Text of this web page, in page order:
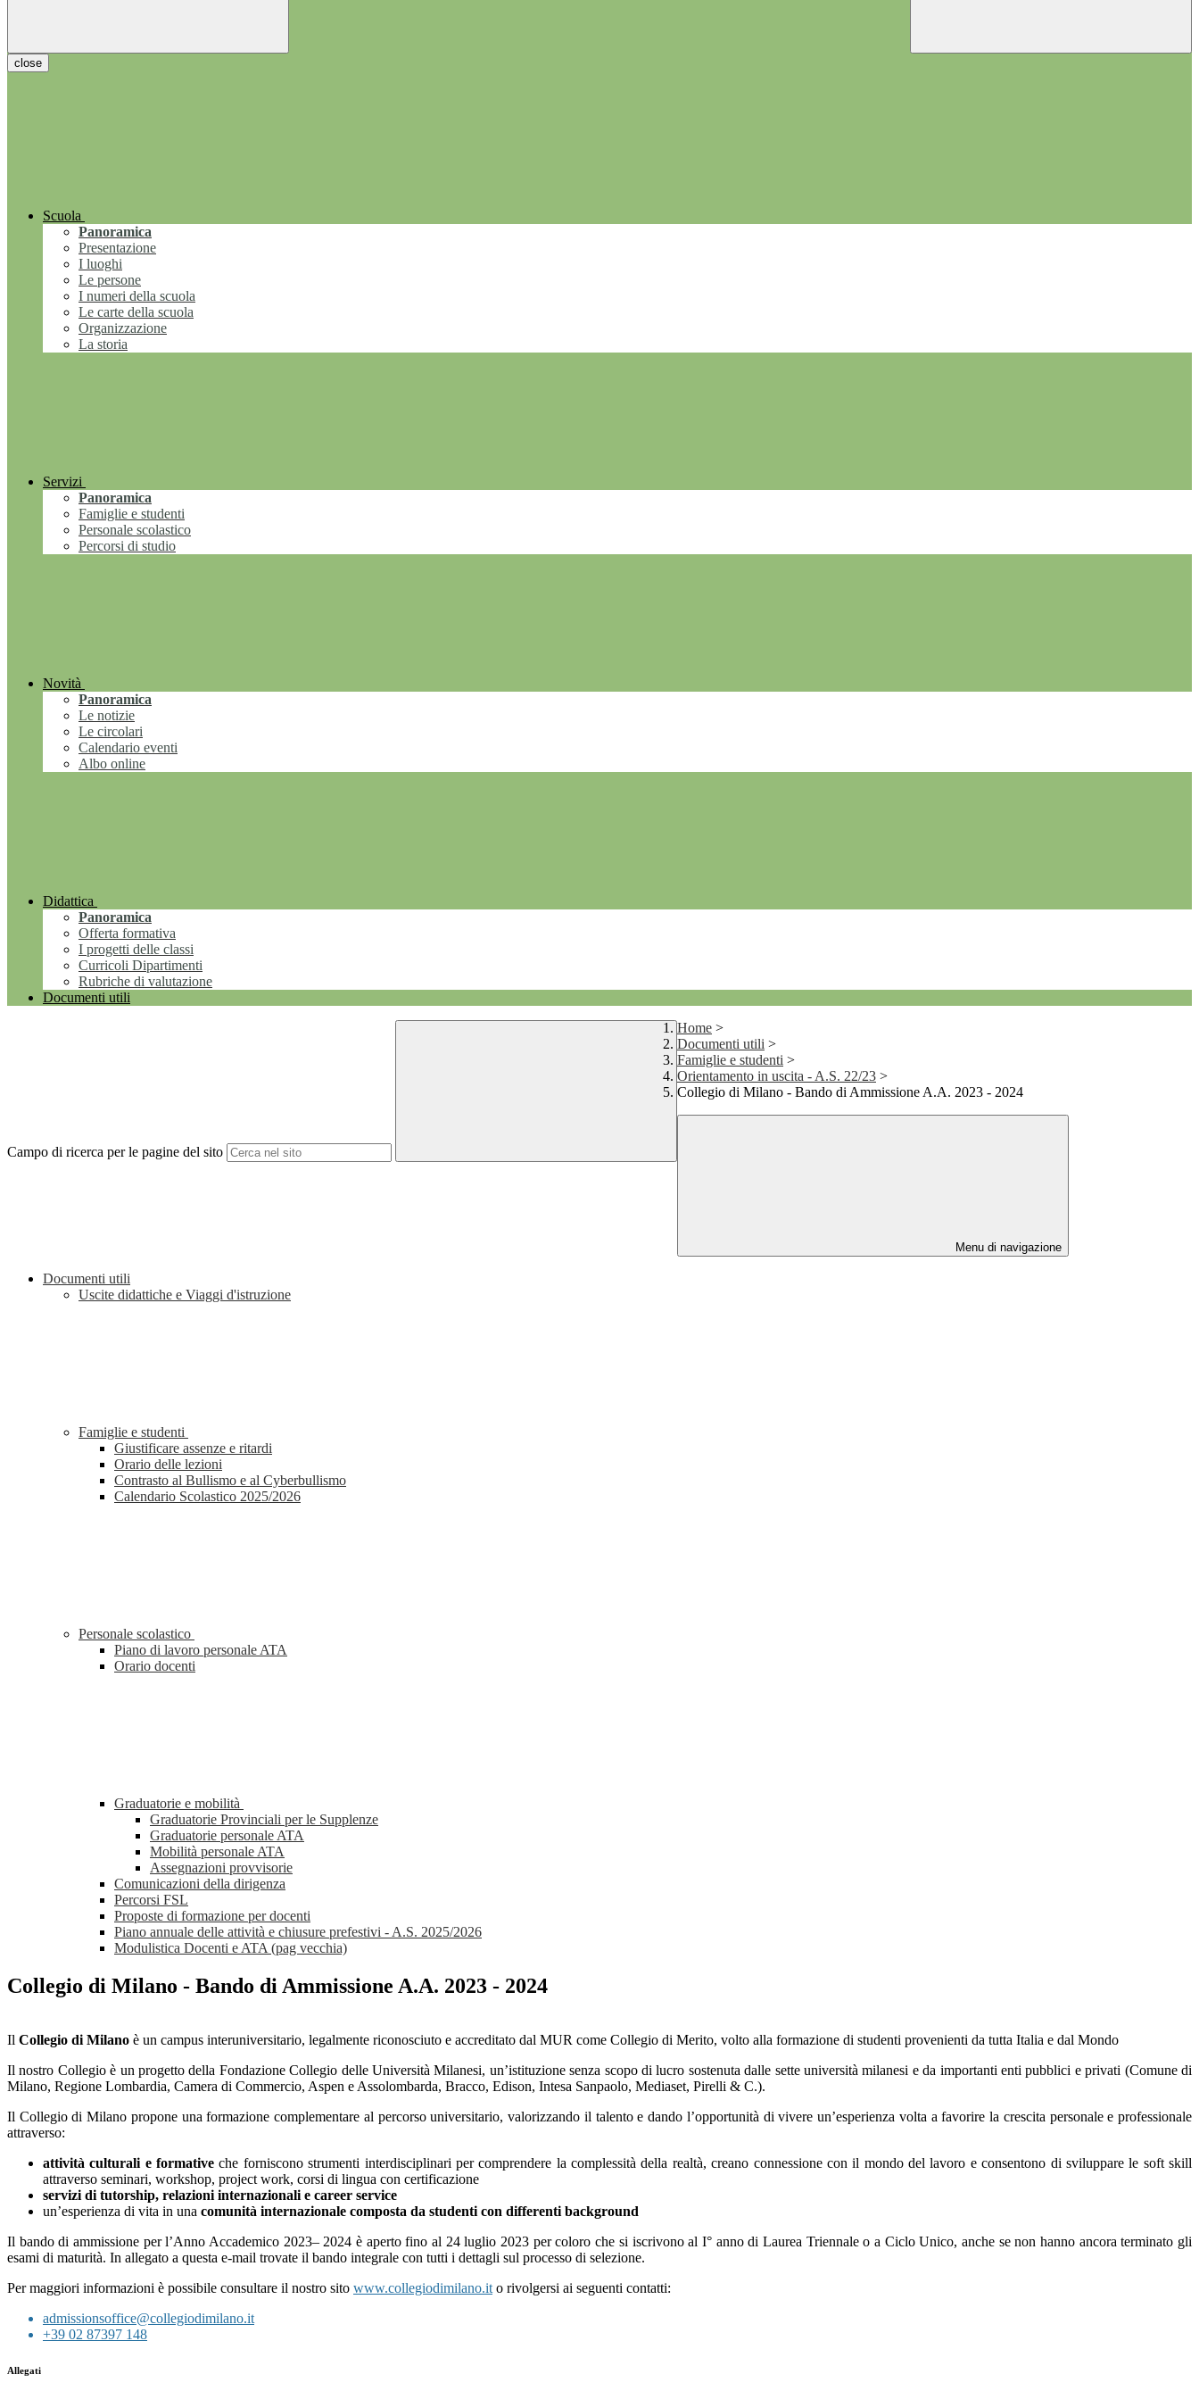
close
Scuola
Panoramica
Presentazione
I luoghi
Le persone
I numeri della scuola
Le carte della scuola
Organizzazione
La storia
Servizi
Panoramica
Famiglie e studenti
Personale scolastico
Percorsi di studio
Novità
Panoramica
Le notizie
Le circolari
Calendario eventi
Albo online
Didattica
Panoramica
Offerta formativa
I progetti delle classi
Curricoli Dipartimenti
Rubriche di valutazione
Documenti utili
Campo di ricerca per le pagine del sito
Home >
Documenti utili >
Famiglie e studenti >
Orientamento in uscita - A.S. 22/23 >
Collegio di Milano - Bando di Ammissione A.A. 2023 - 2024
Menu di navigazione
Documenti utili
Uscite didattiche e Viaggi d'istruzione
Famiglie e studenti
Giustificare assenze e ritardi
Orario delle lezioni
Contrasto al Bullismo e al Cyberbullismo
Calendario Scolastico 2025/2026
Personale scolastico
Piano di lavoro personale ATA
Orario docenti
Graduatorie e mobilità
Graduatorie Provinciali per le Supplenze
Graduatorie personale ATA
Mobilità personale ATA
Assegnazioni provvisorie
Comunicazioni della dirigenza
Percorsi FSL
Proposte di formazione per docenti
Piano annuale delle attività e chiusure prefestivi - A.S. 2025/2026
Modulistica Docenti e ATA (pag vecchia)
Collegio di Milano - Bando di Ammissione A.A. 2023 - 2024
Il Collegio di Milano è un campus interuniversitario, legalmente riconosciuto e accreditato dal MUR come Collegio di Merito, volto alla formazione di studenti provenienti da tutta Italia e dal Mondo
Il nostro Collegio è un progetto della Fondazione Collegio delle Università Milanesi, un’istituzione senza scopo di lucro sostenuta dalle sette università milanesi e da importanti enti pubblici e privati (Comune di
Milano, Regione Lombardia, Camera di Commercio, Aspen e Assolombarda, Bracco, Edison, Intesa Sanpaolo, Mediaset, Pirelli & C.).
Il Collegio di Milano propone una formazione complementare al percorso universitario, valorizzando il talento e dando l’opportunità di vivere un’esperienza volta a favorire la crescita personale e professionale
attraverso:
attività culturali e formativeche forniscono strumenti interdisciplinari per comprendere la complessità della realtà, creano connessione con il mondo del lavoro e consentono di sviluppare le soft skill
attraverso seminari, workshop, project work, corsi di lingua con certificazione
servizi di tutorship, relazioni internazionali e career service
un’esperienza di vita in una comunità internazionale composta da studenti con differenti background
Il bando di ammissione per l’Anno Accademico 2023– 2024 è aperto fino al 24 luglio 2023 per coloro che si iscrivono al I° anno di Laurea Triennale o a Ciclo Unico, anche se non hanno ancora terminato gli
esami di maturità. In allegato a questa e-mail trovate il bando integrale con tutti i dettagli sul processo di selezione.
Per maggiori informazioni è possibile consultare il nostro sito www.collegiodimilano.it o rivolgersi ai seguenti contatti:
admissionsoffice@collegiodimilano.it
+39 02 87397 148
Allegati